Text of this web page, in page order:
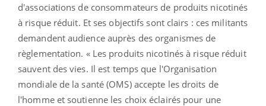
d'associations de consommateurs de produits nicotinés
à risque réduit. Et ses objectifs sont clairs : ces militants
demandent audience auprès des organismes de
règlementation. « Les produits nicotinés à risque réduit
sauvent des vies. Il est temps que l'Organisation
mondiale de la santé (OMS) accepte les droits de
l'homme et soutienne les choix éclairés pour une